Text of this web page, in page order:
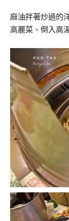
麻油拌著炒過的
高麗菜、倒入高